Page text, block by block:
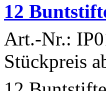
12
Art.-Nr.:
Stückpreis